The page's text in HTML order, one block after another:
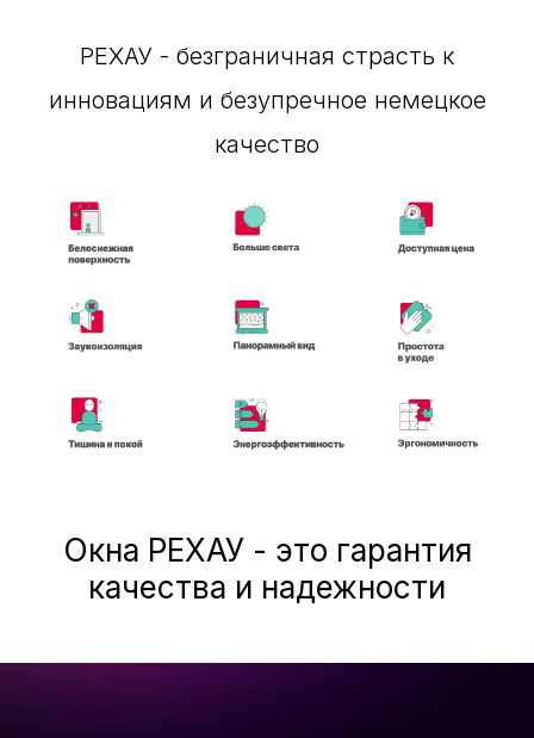
РЕХАУ - безграничная страсть к
инновациям и безупречное немецкое
качество
Окна РЕХАУ - это гарантия
качества и надежности